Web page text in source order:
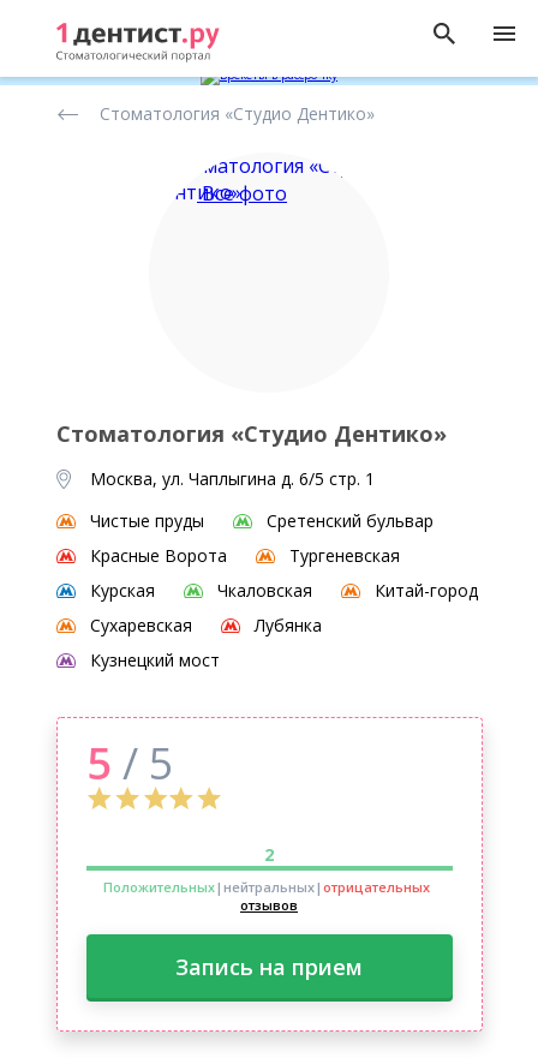
стоматологических
Стоматология «Студио Дентико»
Все фото
Стоматология «Студио Дентико»
Москва, ул. Чаплыгина д. 6/5 стр. 1
Чистые пруды
Сретенский бульвар
Красные Ворота
Тургеневская
Курская
Чкаловская
Китай-город
Сухаревская
Лубянка
Кузнецкий мост
5 / 5
2
Положительных|нейтральных| отрицательных
отзывов
Запись на прием